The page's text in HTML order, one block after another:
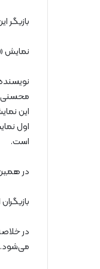
نمایش «پس از» هم از
محسنی
این
اول
است.
در همین
در
می‌شود.